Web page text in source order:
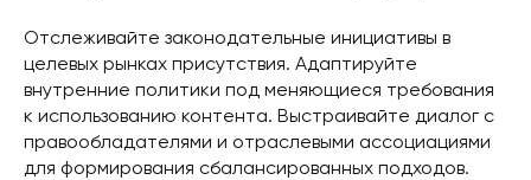
Отслеживайте законодательные инициативы в
целевых рынках присутствия. Адаптируйте
внутренние политики под меняющиеся требования
к использованию контента. Выстраивайте диалог с
правообладателями и отраслевыми ассоциациями
для формирования сбалансированных подходов.